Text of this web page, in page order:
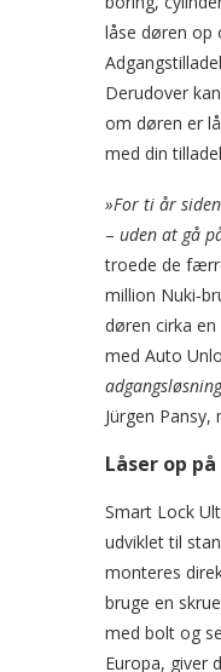
låse døren op
Derudover
om døren er
med din
»For ti år
– uden at gå
troede de
million
døren cirka
med Auto
Jürgen
Låser op
Smart Lock
udviklet til
monteres
bruge en
med bolt og
Europa, giver